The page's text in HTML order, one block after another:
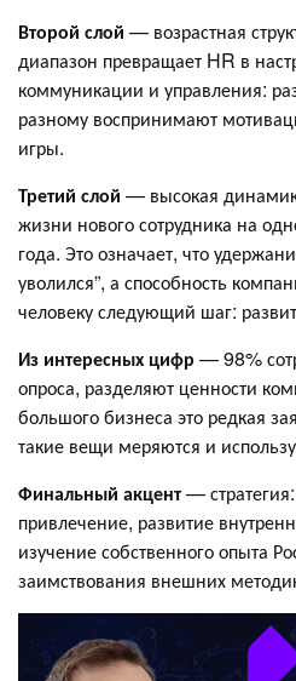
Второй слой — возрастная
диапазон превращает HR в
коммуникации и управления:
разному воспринимают
игры.
Третий слой — высокая
жизни нового сотрудника на
года. Это означает, что
уволился”, а способность
человеку следующий шаг:
Из интересных цифр — 98%
опроса, разделяют ценности
большого бизнеса это редкая
такие вещи меряются и
Финальный акцент—
привлечение, развитие
изучение собственного опыта
заимствования внешних